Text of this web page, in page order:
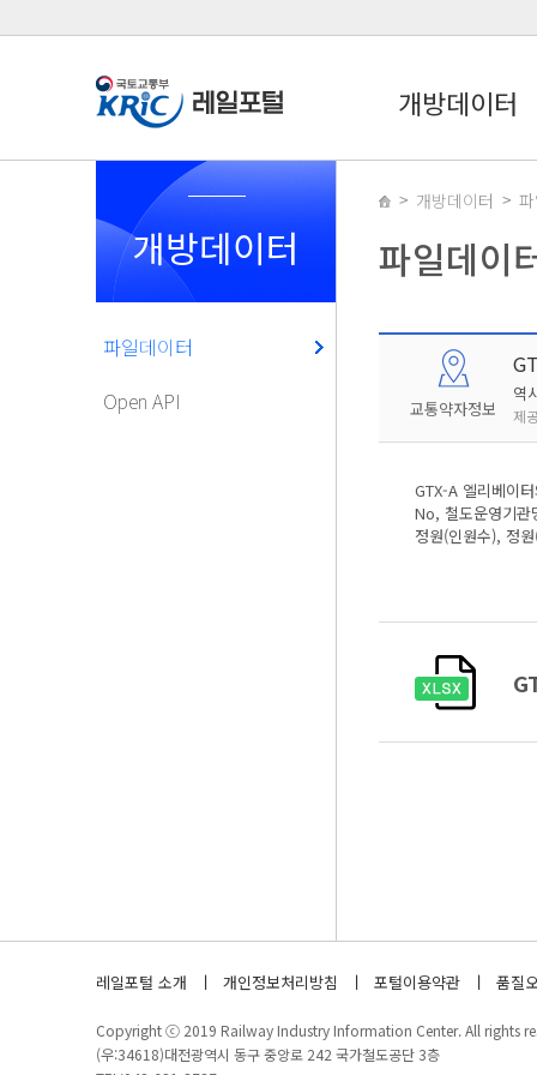
개방데이터
개방데이터
파일데이터
Open API
개방데이터
파일데이
교통약자정보
역
제
GTX-A 엘리베이
No, 철도운영기관
정원(인원수), 정
레일포털 소개 개인정보처리방침 포털이용약관 품질
Copyright ⓒ 2019 Railway Industry Information Center. All rights
(우:34618)대전광역시 동구 중앙로 242 국가철도공단 3층